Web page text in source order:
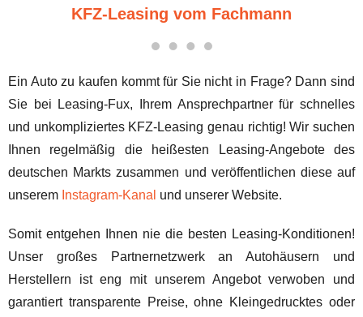
KFZ-Leasing vom Fachmann
Ein Auto zu kaufen kommt für Sie nicht in Frage? Dann sind
Sie bei Leasing-Fux, Ihrem Ansprechpartner für schnelles
und unkompliziertes KFZ-Leasing genau richtig! Wir suchen
Ihnen regelmäßig die heißesten Leasing-Angebote des
deutschen Markts zusammen und veröffentlichen diese auf
unserem Instagram-Kanal und unserer Website.
Somit entgehen Ihnen nie die besten Leasing-Konditionen!
Unser großes Partnernetzwerk an Autohäusern und
Herstellern ist eng mit unserem Angebot verwoben und
garantiert transparente Preise, ohne Kleingedrucktes oder